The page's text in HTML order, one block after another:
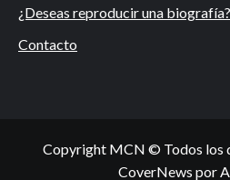
¿Deseas reproducir una biografía?
Contacto
Copyright MCN © Todos los
CoverNews por